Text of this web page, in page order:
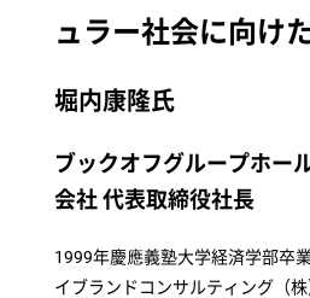
ュラー社会に向け
堀内康隆氏
ブックオフグループホー
会社 代表取締役社長
1999年慶應義塾大学経済学部卒
イブランドコンサルティング（